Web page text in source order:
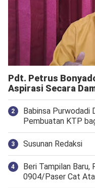
Pdt. Petrus
Aspirasi Secara
Babinsa Purwodadi
Pembuatan KTP
Susunan Redaksi
Beri Tampilan
0904/Paser Cat